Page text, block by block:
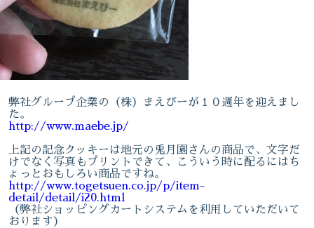
弊社グループ企業の（株）まえびーが１０週年を迎えまし
た。
http://www.maebe.jp/
上記の記念クッキーは地元の兎月園さんの商品で、文字だ
けでなく写真もプリントできて、こういう時に配るにはち
ょっとおもしろい商品ですね。
http://www.togetsuen.co.jp/p/item-
detail/detail/i20.html
（弊社ショッピングカートシステムを利用していただいて
おります）